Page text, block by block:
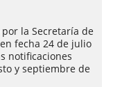
la Secretaría de
fecha 24 de julio
notificaciones
y septiembre de